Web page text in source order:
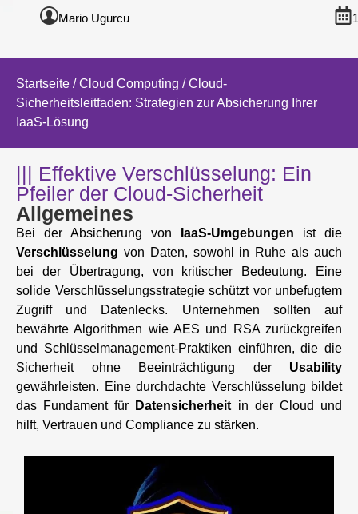
Mario Ugurcu
Startseite / Cloud Computing / Cloud-
Sicherheitsleitfaden: Strategien zur Absicherung Ihrer
IaaS-Lösung
||| Effektive Verschlüsselung: Ein
Pfeiler der Cloud-Sicherheit
Allgemeines
Bei der Absicherung von IaaS-Umgebungen ist die
Verschlüsselung von Daten, sowohl in Ruhe als auch
bei der Übertragung, von kritischer Bedeutung. Eine
solide Verschlüsselungsstrategie schützt vor unbefugtem
Zugriff und Datenlecks. Unternehmen sollten auf
bewährte Algorithmen wie AES und RSA zurückgreifen
und Schlüsselmanagement-Praktiken einführen, die die
Sicherheit ohne Beeinträchtigung der Usability
gewährleisten. Eine durchdachte Verschlüsselung bildet
das Fundament für
Datensicherheitin der Cloud und
hilft, Vertrauen und Compliance zu stärken.